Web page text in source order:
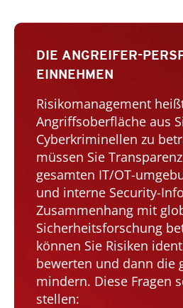
DIE ANGREIFER-
EINNEHMEN
Risikomanagement
Angriffsoberfläche aus
Cyberkriminellen zu
müssen Sie
gesamten IT/OT-
und interne Security-
Zusammenhang mit
Sicherheitsforschung
können Sie Risiken
bewerten und dann die
mindern. Diese Fragen
stellen: